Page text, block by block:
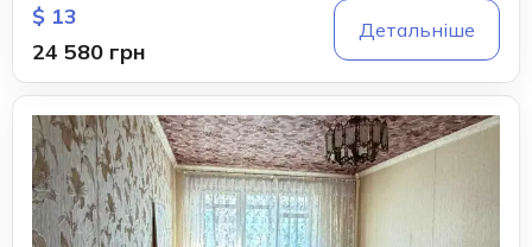
$ 13
24 580 грн
Детальніше